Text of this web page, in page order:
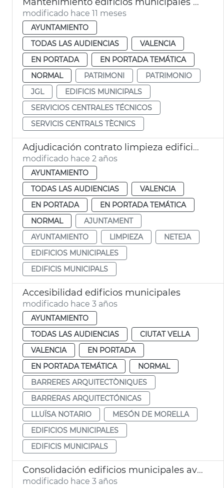
modificado hace 11 meses
AYUNTAMIENTO
TODAS LAS AUDIENCIAS
VALENCIA
EN PORTADA
EN PORTADA TEMÁTICA
NORMAL
PATRIMONI
PATRIMONIO
JGL
EDIFICIS MUNICIPALS
SERVICIOS CENTRALES TÉCNICOS
SERVICIS CENTRALS TÈCNICS
Adjudicación contrato limpieza edificios municipales
modificado hace 2 años
AYUNTAMIENTO
TODAS LAS AUDIENCIAS
VALENCIA
EN PORTADA
EN PORTADA TEMÁTICA
NORMAL
AJUNTAMENT
AYUNTAMIENTO
LIMPIEZA
NETEJA
EDIFICIOS MUNICIPALES
EDIFICIS MUNICIPALS
Accesibilidad edificios municipales
modificado hace 3 años
AYUNTAMIENTO
TODAS LAS AUDIENCIAS
CIUTAT VELLA
VALENCIA
EN PORTADA
EN PORTADA TEMÁTICA
NORMAL
BARRERES ARQUITECTÒNIQUES
BARRERAS ARQUITECTÓNICAS
LLUÏSA NOTARIO
MESÓN DE MORELLA
EDIFICIOS MUNICIPALES
EDIFICIS MUNICIPALS
Consolidación edificios municipales avd. Port
modificado hace 3 años